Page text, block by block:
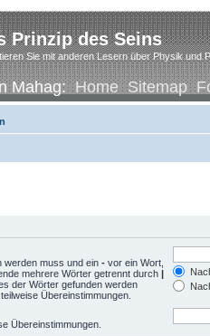
Prinzip des Seins
Sie mit anderen Lesern über Physik und
Mahag:Home Sitemap
werden muss und ein - vor ein Wort,
mehrere Wörter getrennt durch |
der Wörter gefunden werden
Übereinstimmungen.
Übereinstimmungen.